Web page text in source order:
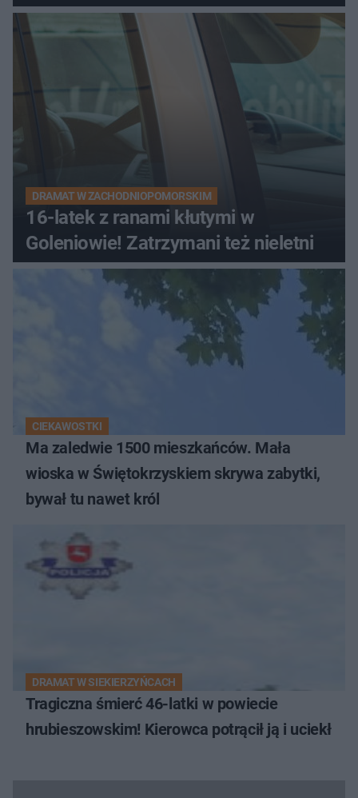
DRAMAT W ZACHODNIOPOMORSKIM
16-latek z ranami kłutymi w
Goleniowie! Zatrzymani też nieletni
CIEKAWOSTKI
Ma zaledwie 1500 mieszkańców. Mała
wioska w Świętokrzyskiem skrywa zabytki,
bywał tu nawet król
DRAMAT W SIEKIERZYŃCACH
Tragiczna śmierć 46-latki w powiecie
hrubieszowskim! Kierowca potrącił ją i uciekł